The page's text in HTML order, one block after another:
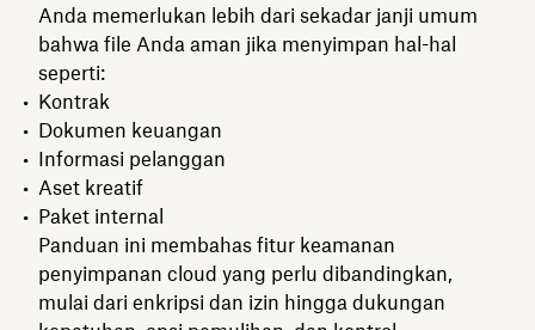
Anda memerlukan lebih dari sekadar janji umum
bahwa file Anda aman jika menyimpan hal-hal
seperti:
Kontrak
Dokumen keuangan
Informasi pelanggan
Aset kreatif
Paket internal
Panduan ini membahas fitur keamanan
penyimpanan cloud yang perlu dibandingkan,
mulai dari enkripsi dan izin hingga dukungan